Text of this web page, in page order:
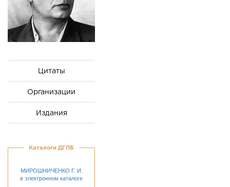
Цитаты
Организации
Издания
Каталоги ДГПБ
МИРОШНИЧЕНКО Г. И.
в электронном каталоге